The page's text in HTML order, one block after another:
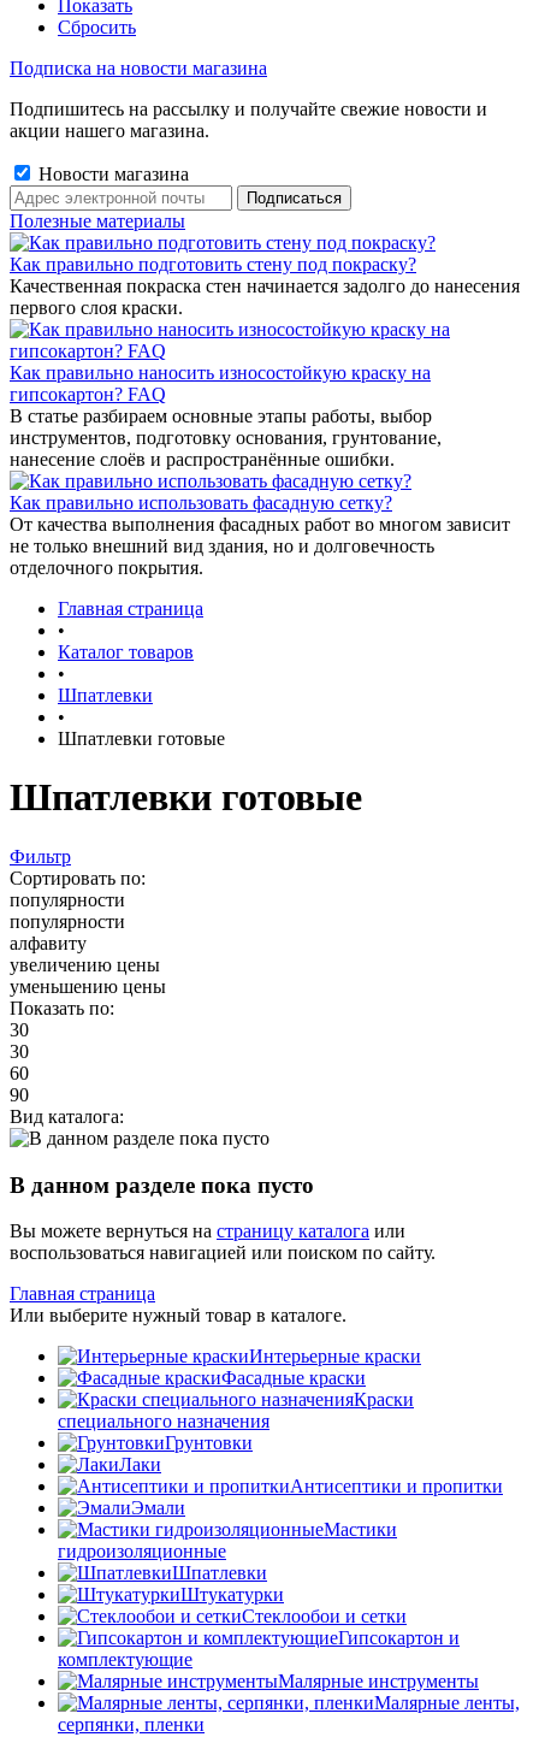
Показать
Сбросить
Подписка на новости магазина
Подпишитесь на рассылку и получайте свежие новости и
акции нашего магазина.
Новости магазина
Полезные материалы
Как правильно подготовить стену под покраску?
Качественная покраска стен начинается задолго до нанесения
первого слоя краски.
Как правильно наносить износостойкую краску на
гипсокартон? FAQ
В статье разбираем основные этапы работы, выбор
инструментов, подготовку основания, грунтование,
нанесение слоёв и распространённые ошибки.
Как правильно использовать фасадную сетку?
От качества выполнения фасадных работ во многом зависит
не только внешний вид здания, но и долговечность
отделочного покрытия.
Главная страница
•
Каталог товаров
•
Шпатлевки
•
Шпатлевки готовые
Шпатлевки готовые
Фильтр
Сортировать по:
популярности
популярности
алфавиту
увеличению цены
уменьшению цены
Показать по:
30
30
60
90
Вид каталога:
В данном разделе пока пусто
Вы можете вернуться на страницу каталога или
воспользоваться навигацией или поиском по сайту.
Главная страница
Или выберите нужный товар в каталоге.
Интерьерные краски
Фасадные краски
Краски
специального назначения
Грунтовки
Лаки
Антисептики и пропитки
Эмали
Мастики
гидроизоляционные
Шпатлевки
Штукатурки
Стеклообои и сетки
Гипсокартон и
комплектующие
Малярные инструменты
Малярные ленты,
серпянки, пленки